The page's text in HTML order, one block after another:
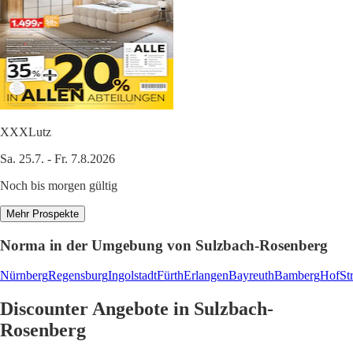
XXXLutz
Sa. 25.7. - Fr. 7.8.2026
Noch bis morgen gültig
Mehr Prospekte
Norma in der Umgebung von Sulzbach-Rosenberg
NürnbergRegensburgIngolstadtFürthErlangenBayreuthBambergHof
Discounter Angebote in Sulzbach-
Rosenberg